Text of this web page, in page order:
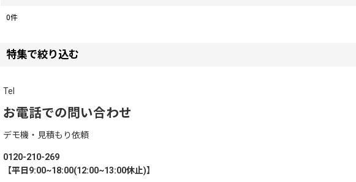
0件
特集で絞り込む
ゲストレシーバー ZERO
Tel
お電話での問い合わせ
デモ機・見積もり依頼
0120-210-269
【平日9:00~18:00(12:00~13:00休止)】